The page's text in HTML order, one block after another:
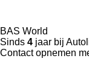
BAS World
Sinds 4 jaar bij
Contact opnemen